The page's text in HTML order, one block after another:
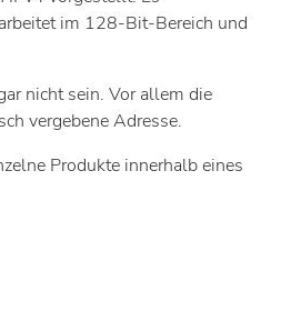
im 128-Bit-Bereich und
nicht sein. Vor allem die
vergebene Adresse.
Produkte innerhalb eines